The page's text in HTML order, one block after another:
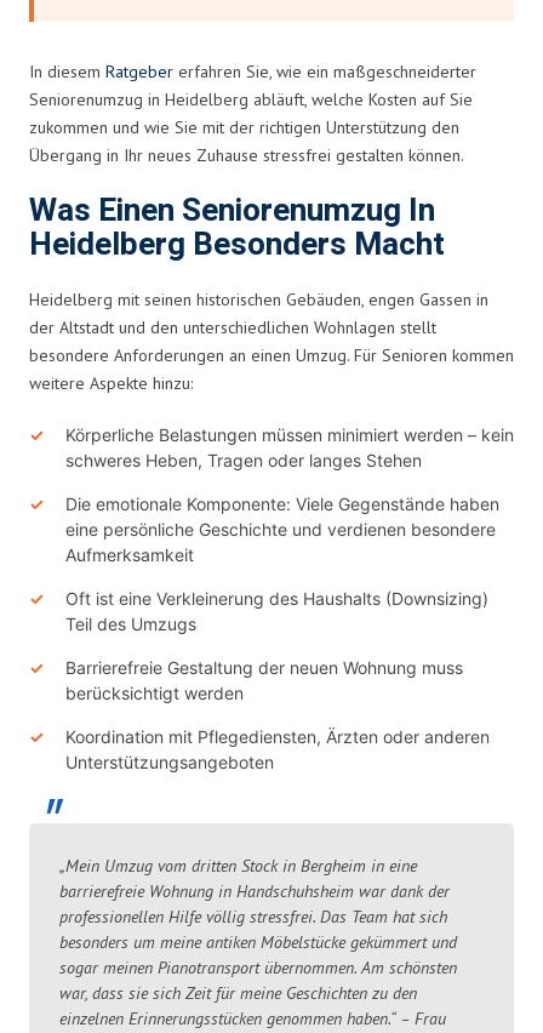
In diesem Ratgeber erfahren Sie, wie ein maßgeschneiderter
Seniorenumzug in Heidelberg abläuft, welche Kosten auf Sie
zukommen und wie Sie mit der richtigen Unterstützung den
Übergang in Ihr neues Zuhause stressfrei gestalten können.
Was Einen Seniorenumzug In
Heidelberg Besonders Macht
Heidelberg mit seinen historischen Gebäuden, engen Gassen in
der Altstadt und den unterschiedlichen Wohnlagen stellt
besondere Anforderungen an einen Umzug. Für Senioren kommen
weitere Aspekte hinzu:
Körperliche Belastungen müssen minimiert werden – kein
schweres Heben, Tragen oder langes Stehen
Die emotionale Komponente: Viele Gegenstände haben
eine persönliche Geschichte und verdienen besondere
Aufmerksamkeit
Oft ist eine Verkleinerung des Haushalts (Downsizing)
Teil des Umzugs
Barrierefreie Gestaltung der neuen Wohnung muss
berücksichtigt werden
Koordination mit Pflegediensten, Ärzten oder anderen
Unterstützungsangeboten
„Mein Umzug vom dritten Stock in Bergheim in eine
barrierefreie Wohnung in Handschuhsheim war dank der
professionellen Hilfe völlig stressfrei. Das Team hat sich
besonders um meine antiken Möbelstücke gekümmert und
sogar meinen Pianotransport übernommen. Am schönsten
war, dass sie sich Zeit für meine Geschichten zu den
einzelnen Erinnerungsstücken genommen haben.“ – Frau